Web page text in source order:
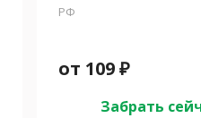
РФ
от 109₽
Забрать